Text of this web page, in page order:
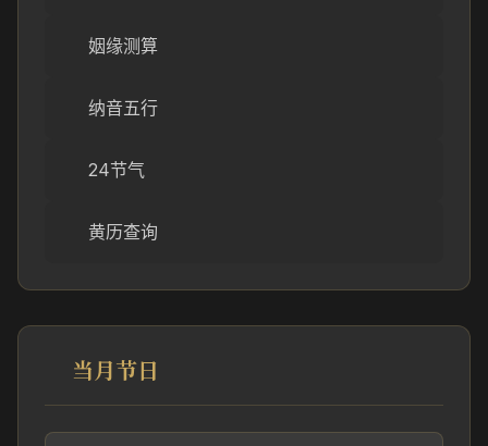
姻缘测算
纳音五行
24节气
黄历查询
当月节日